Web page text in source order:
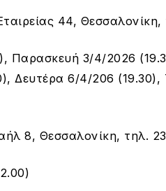
44,
Παρασκευή 3/4/2026
Δευτέρα 6/4/206
8, Θεσσαλονίκη, τηλ.